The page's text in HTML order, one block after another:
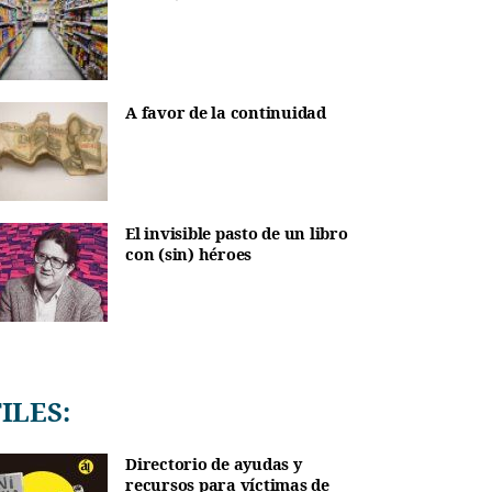
A favor de la continuidad
El invisible pasto de un libro
con (sin) héroes
Directorio de ayudas y
recursos para víctimas de